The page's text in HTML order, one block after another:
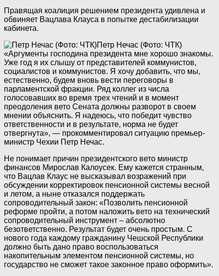
Правящая коалиция решением президента удивлена и
обвиняет Вацлава Клауса в попытке дестабилизации
кабинета.
Петр Нечас (Фото: ЧТК)
«Аргументы господина президента мне хорошо знакомы.
Уже год я их слышу от представителей коммунистов,
социалистов и коммунистов. Я хочу добавить, что мы,
естественно, будем вновь вести переговоры в
парламентской фракции. Ряд коллег из числа
голосовавших во время трех чтений и в момент
преодоления вето Сената должны разворот в своем
мнении объяснить. Я надеюсь, что победит чувство
ответственности и в результате, норма не будет
отвергнута», — прокомментировал ситуацию премьер-
министр Чехии Петр Нечас.
Не понимает причин президентского вето министр
финансов Мирослав Калоусек. Ему кажется странным,
что Вацлав Клаус не высказывал возражений при
обсуждении корректировок пенсионной системы весной
и летом, а ныне отказался поддержать
сопроводительный закон: «Позволить пенсионной
реформе пройти, а потом наложить вето на технический
сопроводительный инструмент – абсолютно
безответственно. Результат будет очень простым. С
нового года каждому гражданину Чешской Республики
должно быть дано право воспользоваться
накопительным элементом пенсионной системы, но
государство не сможет такое законное право оформить».